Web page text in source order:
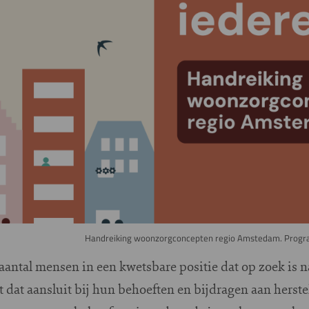
Handreiking woonzorgconcepten regio Amstedam.
mensen in een kwetsbare positie dat op zoek is
aansluit bij hun behoeften en bijdragen aan